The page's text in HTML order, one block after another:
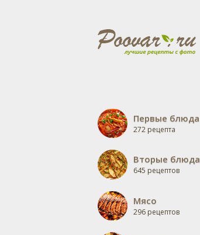
Первые блюда
272 рецепта
Вторые блюда
645 рецептов
Мясо
296 рецептов